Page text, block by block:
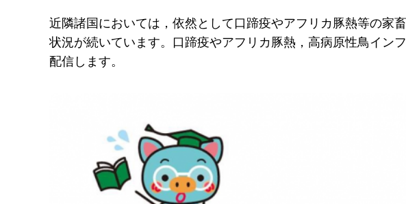
近隣諸国においては，依然として口蹄疫やアフリカ豚熱等の家
状況が続いています。口蹄疫やアフリカ豚熱，高病原性鳥イン
配信します。